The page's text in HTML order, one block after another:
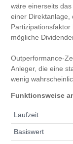
wäre einerseits
einer Direktanlage,
mögliche
Outperformance-
Anleger, die eine
wenig
Funktionsweise
Laufzeit
Basiswert